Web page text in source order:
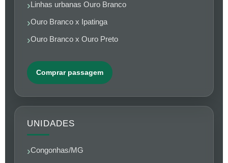
Linhas urbanas Ouro Branco
Ouro Branco x Ipatinga
Ouro Branco x Ouro Preto
Comprar passagem
UNIDADES
Congonhas/MG